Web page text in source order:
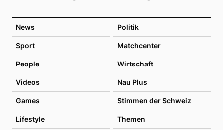
News Politik
Sport Matchcenter
People Wirtschaft
Videos Nau Plus
Games Stimmen der Schweiz
Lifestyle Themen